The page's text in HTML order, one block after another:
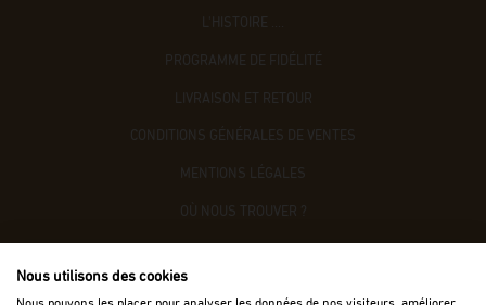
L'HISTOIRE ....
PROGRAMME DE FIDÉLITÉ
LIVRAISON ET RETOUR
CONDITIONS GÉNÉRALES DE VENTES
MENTIONS LÉGALES
OÙ NOUS TROUVER ?
Nous utilisons des cookies